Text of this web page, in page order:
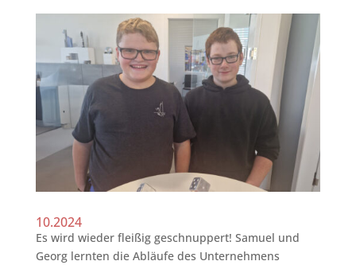
10.2024
Es wird wieder fleißig geschnuppert! Samuel und
Georg lernten die Abläufe des Unternehmens